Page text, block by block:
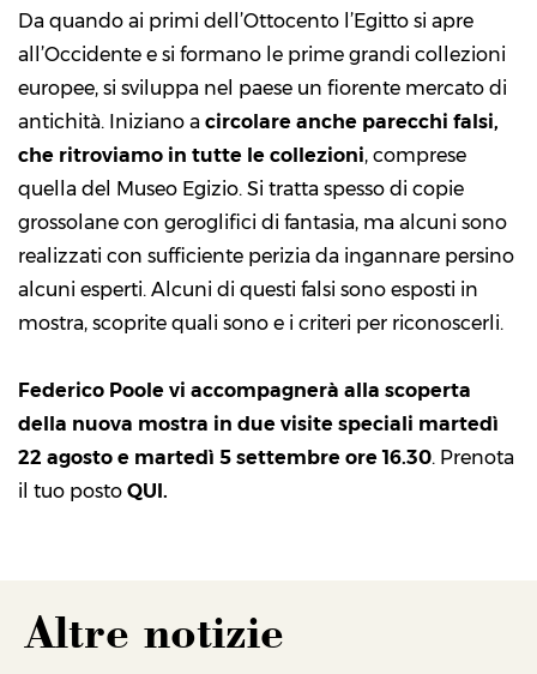
Da quando ai primi dell’Ottocento l’Egitto si apre
all’Occidente e si formano le prime grandi collezioni
europee, si sviluppa nel paese un fiorente mercato di
antichità. Iniziano a circolare anche parecchi falsi,
che ritroviamo in tutte le collezioni, comprese
quella del Museo Egizio. Si tratta spesso di copie
grossolane con geroglifici di fantasia, ma alcuni sono
realizzati con sufficiente perizia da ingannare persino
alcuni esperti. Alcuni di questi falsi sono esposti in
mostra, scoprite quali sono e i criteri per riconoscerli.
Federico Poole vi accompagnerà alla scoperta
della nuova mostra in due visite speciali martedì
22 agosto e martedì 5 settembre ore 16.30. Prenota
il tuo posto QUI.
Altre notizie